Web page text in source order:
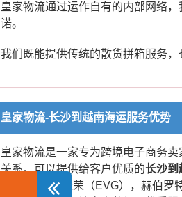
皇家物流通过运作自有的内部网络
诺。
我们既能提供传统的散货拼箱服务
皇家物流-长沙到越南海运服务优势
皇家物流是一家专为跨境电子商务卖
关系。可以提供给客户优质的长沙到
飞（CMA）,长荣（EVG），赫伯